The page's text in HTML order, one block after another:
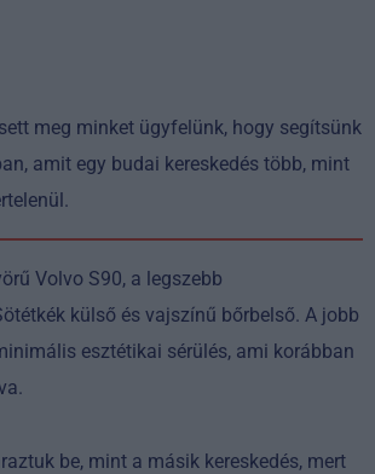
meg minket ügyfelünk, hogy segítsünk
amit egy budai kereskedés több, mint
Volvo S90, a legszebb
külső és vajszínű bőrbelső. A jobb
esztétikai sérülés, ami korábban
be, mint a másik kereskedés, mert